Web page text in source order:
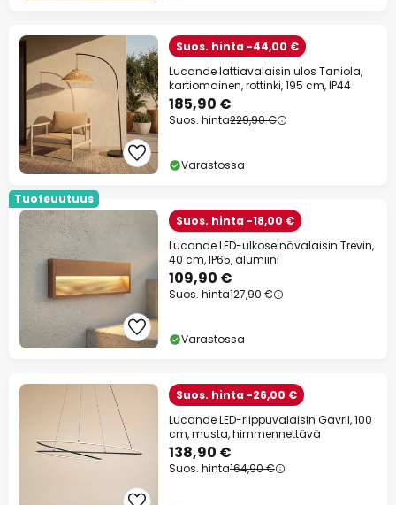
Suos. hinta -44,00 €
Lucande lattiavalaisin ulos Taniola,
kartiomainen, rottinki, 195 cm, IP44
185,90 €
Suos. hinta229,90 €
Varastossa
Tuoteuutuus
Suos. hinta -18,00 €
Lucande LED-ulkoseinävalaisin Trevin,
40 cm, IP65, alumiini
109,90 €
Suos. hinta127,90 €
Varastossa
Suos. hinta -26,00 €
Lucande LED-riippuvalaisin Gavril, 100
cm, musta, himmennettävä
138,90 €
Suos. hinta164,90 €